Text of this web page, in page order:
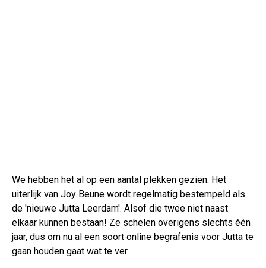
We hebben het al op een aantal plekken gezien. Het
uiterlijk van Joy Beune wordt regelmatig bestempeld als
de 'nieuwe Jutta Leerdam'. Alsof die twee niet naast
elkaar kunnen bestaan! Ze schelen overigens slechts één
jaar, dus om nu al een soort online begrafenis voor Jutta te
gaan houden gaat wat te ver.